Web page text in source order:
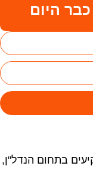
היום
בתחום הנדל"ן,